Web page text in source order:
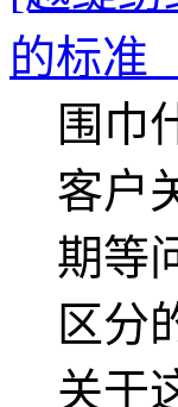
的标准
围巾
客户
期等
区分
关于